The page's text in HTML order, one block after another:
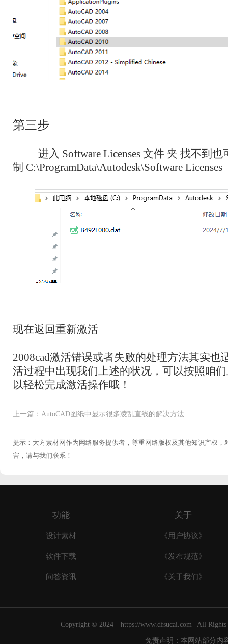
第三步
进入 Software Licenses 文件 夹 找不到也
制 C:\ProgramData\Autodesk\Software
现在返回重新激活
2008cad激活错误或者失败的处理方法其实
活过程中出现我们上述的状况，可以按照咱
以轻松完成激活操作哦！
上一篇：AutoCAD图纸中显示很多凌乱直线的解决方法
提示：大方素材网作为网络服务提供者，尊重网络版权及其他知识产权
害，请与我们联系！
功能
设计素材
软件下载
问答资讯
关于
《用户协议》
《发布规范》
《关于我们》
Copyright © 2024 https://www.dfsucai.com All
免责声明：本网站部分内